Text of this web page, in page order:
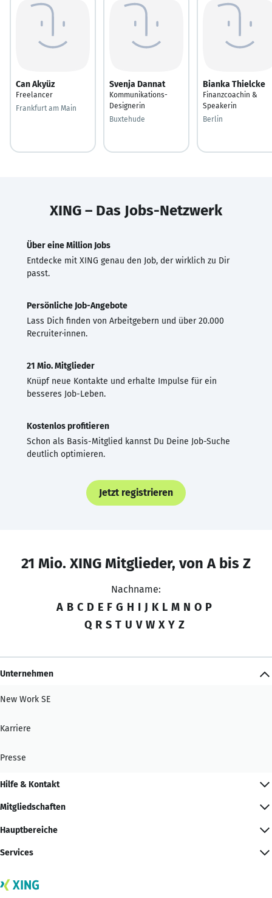
Can Akyüz
Freelancer
Frankfurt am Main
Svenja Dannat
Kommunikations-
Designerin
Buxtehude
Bianka Thielcke
Finanzcoachin &
Speakerin
Berlin
XING – Das Jobs-Netzwerk
Über eine Million Jobs
Entdecke mit XING genau den Job, der wirklich zu Dir
passt.
Persönliche Job-Angebote
Lass Dich finden von Arbeitgebern und über 20.000
Recruiter·innen.
21 Mio. Mitglieder
Knüpf neue Kontakte und erhalte Impulse für ein
besseres Job-Leben.
Kostenlos profitieren
Schon als Basis-Mitglied kannst Du Deine Job-Suche
deutlich optimieren.
Jetzt registrieren
21 Mio. XING Mitglieder, von A bis Z
Nachname:
A B C D E F G H I J K L M N O P
Q R S T U V W X Y Z
Unternehmen
New Work SE
Karriere
Presse
Hilfe & Kontakt
Mitgliedschaften
Hauptbereiche
Services